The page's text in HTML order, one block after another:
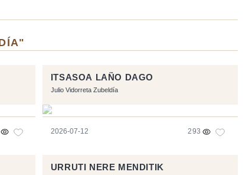
ITSASOA LAÑO DAGO
Julio Vidorreta Zubeldía
2026-07-12 293
URRUTI NERE MENDITIK